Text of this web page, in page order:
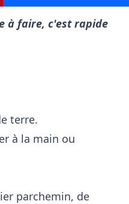
à faire, c'est rapide
terre.
à la main ou
parchemin, de